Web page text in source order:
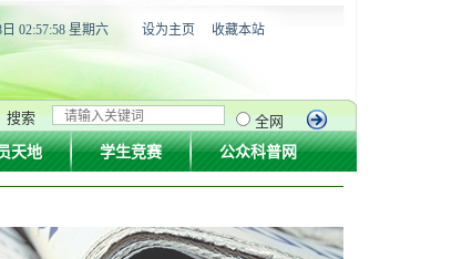
02:57:59 星期六 设为主页 收藏本站
搜索
全网
天地 学生竞赛 公众科普网